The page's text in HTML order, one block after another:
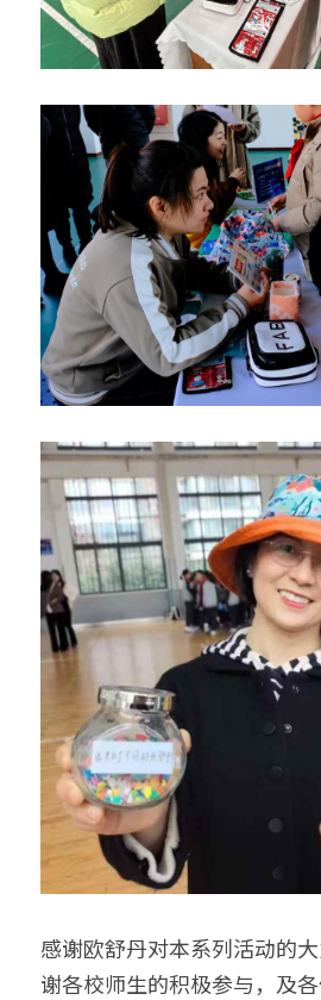
感谢欧舒丹对本系列活动的
谢各校师生的积极参与，及